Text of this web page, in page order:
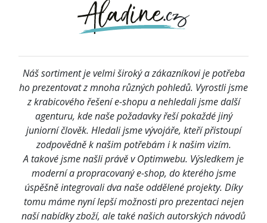
Náš sortiment je velmi široký a zákazníkovi je potřeba
ho prezentovat z mnoha různých pohledů. Vyrostli jsme
z krabicového řešení e-shopu a nehledali jsme další
agenturu, kde naše požadavky řeší pokaždé jiný
juniorní člověk. Hledali jsme vývojáře, kteří přistoupí
zodpovědně k našim potřebám i k našim vizím.
A takové jsme našli právě v Optimwebu. Výsledkem je
moderní a propracovaný e-shop, do kterého jsme
úspěšně integrovali dva naše oddělené projekty. Díky
tomu máme nyní lepší možnosti pro prezentaci nejen
naší nabídky zboží, ale také našich autorských návodů